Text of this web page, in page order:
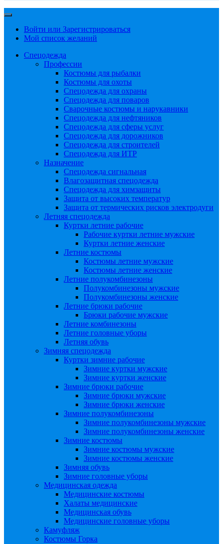
Войти или Зарегистрироваться
Мой список желаний
Спецодежда
Профессии
Костюмы для рыбалки
Костюмы для охоты
Спецодежда для охраны
Спецодежда для поваров
Сварочные костюмы и нарукавники
Спецодежда для нефтяников
Спецодежда для сферы услуг
Спецодежда для дорожников
Спецодежда для строителей
Спецодежда для ИТР
Назначение
Спецодежда сигнальная
Влагозащитная спецодежда
Спецодежда для химзащиты
Защита от высоких температур
Защита от термических рисков электродуги
Летняя спецодежда
Куртки летние рабочие
Рабочие куртки летние мужские
Куртки летние женские
Летние костюмы
Костюмы летние мужские
Костюмы летние женские
Летние полукомбинезоны
Полукомбинезоны мужские
Полукомбинезоны женские
Летние брюки рабочие
Брюки рабочие мужские
Летние комбинезоны
Летние головные уборы
Летняя обувь
Зимняя спецодежда
Куртки зимние рабочие
Зимние куртки мужские
Зимние куртки женские
Зимние брюки рабочие
Зимние брюки мужские
Зимние брюки женские
Зимние полукомбинезоны
Зимние полукомбинезоны мужские
Зимние полукомбинезоны женские
Зимние костюмы
Зимние костюмы мужские
Зимние костюмы женские
Зимняя обувь
Зимние головные уборы
Медицинская одежда
Медицинские костюмы
Халаты медицинские
Медицинская обувь
Медицинские головные уборы
Камуфляж
Костюмы Горка